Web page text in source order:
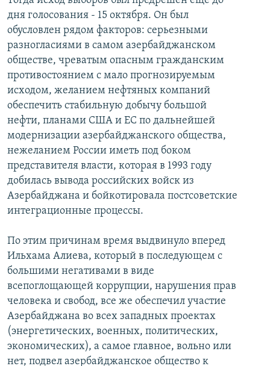
дня голосования - 15 октября. Он был
обусловлен рядом факторов: серьезными
разногласиями в самом азербайджанском
обществе, чреватым опасным гражданским
противостоянием с мало прогнозируемым
исходом, желанием нефтяных компаний
обеспечить стабильную добычу большой
нефти, планами США и ЕС по дальнейшей
модернизации азербайджанского общества,
нежеланием России иметь под боком
представителя власти, которая в 1993 году
добилась вывода российских войск из
Азербайджана и бойкотировала постсоветские
интеграционные процессы.
По этим причинам время выдвинуло вперед
Ильхама Алиева, который в последующем с
большими негативами в виде
всепоглощающей коррупции, нарушения прав
человека и свобод, все же обеспечил участие
Азербайджана во всех западных проектах
(энергетических, военных, политических,
экономических), а самое главное, вольно или
нет, подвел азербайджанское общество к